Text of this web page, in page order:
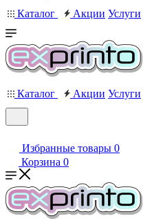
Каталог
Акции Услуги
Каталог Акции Услуги
Избранные товары 0
Корзина 0